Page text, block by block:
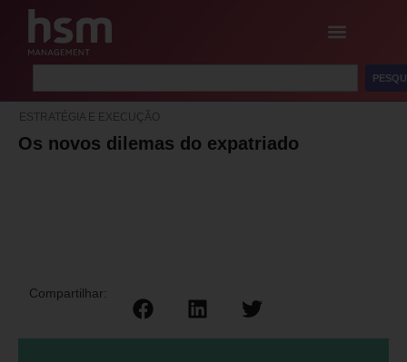
ESTRATÉGIA E EXECUÇÃO
Os novos dilemas do expatriado
Compartilhar: